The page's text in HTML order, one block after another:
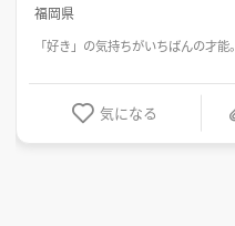
福岡県
「好き」の気持ちがいちばんの才能。
気になる